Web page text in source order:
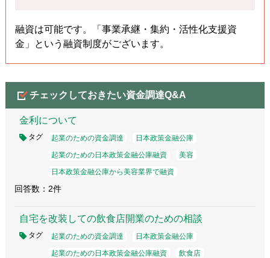
融資は可能です。「事業承継・集約・活性化支援資
金」という融資制度がございます。
チェックしておきたい資金調達Q&A
金利について
タグ 起業のための資金調達
日本政策金融公庫
起業のための日本政策金融公庫融資
美容
日本政策金融公庫から美容業界で融資
回答数：2件
自宅を改装しての飲食店開業のための相談
タグ 起業のための資金調達
日本政策金融公庫
起業のための日本政策金融公庫融資
飲食店